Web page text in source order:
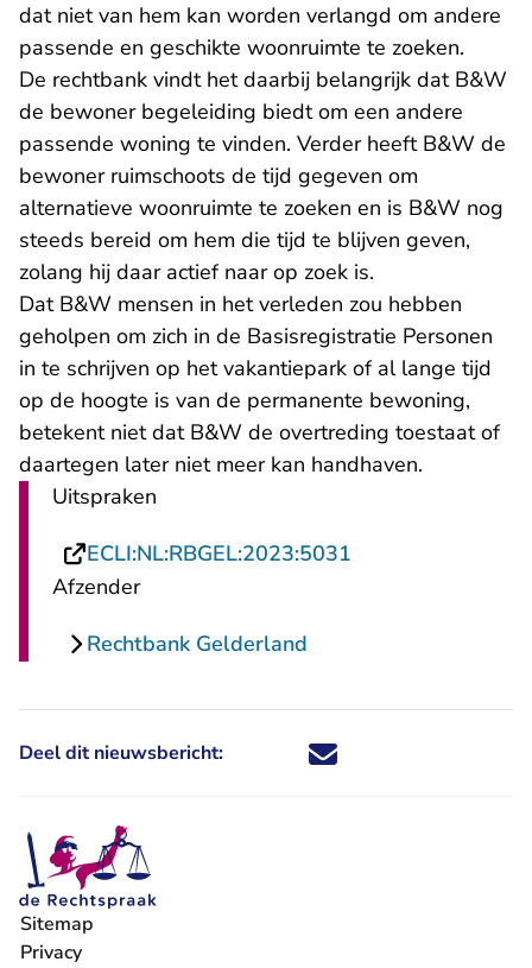
dat niet van hem kan worden verlangd om andere
passende en geschikte woonruimte te zoeken.
De rechtbank vindt het daarbij belangrijk dat B&W
de bewoner begeleiding biedt om een andere
passende woning te vinden. Verder heeft B&W de
bewoner ruimschoots de tijd gegeven om
alternatieve woonruimte te zoeken en is B&W nog
steeds bereid om hem die tijd te blijven geven,
zolang hij daar actief naar op zoek is.
Dat B&W mensen in het verleden zou hebben
geholpen om zich in de Basisregistratie Personen
in te schrijven op het vakantiepark of al lange tijd
op de hoogte is van de permanente bewoning,
betekent niet dat B&W de overtreding toestaat of
daartegen later niet meer kan handhaven.
Uitspraken
ECLI:NL:RBGEL:2023:5031
Afzender
Rechtbank Gelderland
Deel dit nieuwsbericht: Deel dit nieuwsbericht via X -
Deel dit nieuwsbericht via
Deel dit nieuwsbericht
Deel dit
Sitemap
Privacy